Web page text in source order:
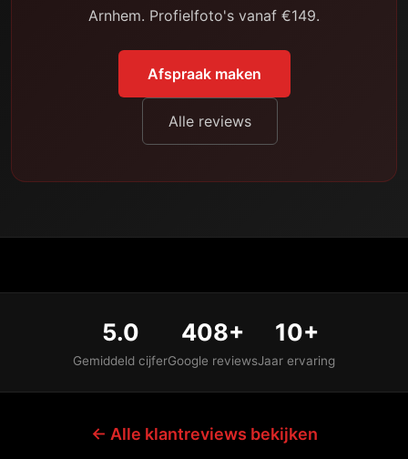
Arnhem. Profielfoto's vanaf €149.
Afspraak maken
Alle reviews
5.0
Gemiddeld cijfer
408+
Google reviews
10+
Jaar ervaring
← Alle klantreviews bekijken